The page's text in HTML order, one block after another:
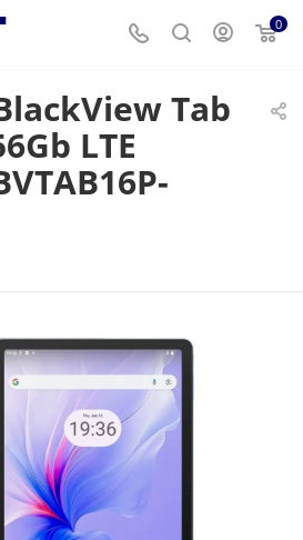
0
Tab
LTE